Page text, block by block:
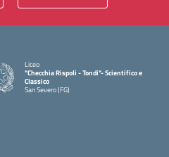
Liceo
"Checchia Rispoli - Tondi"- Scientifico e
Classico
San Severo (FG)